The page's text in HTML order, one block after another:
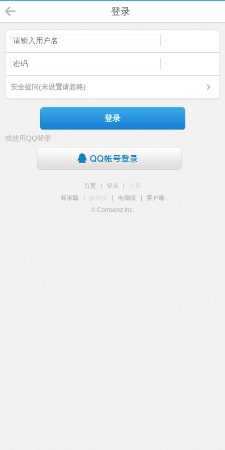
登录
安全提问(未设置请忽略)
登录
或使用QQ登录
首页 登录
注册
标准版
触屏版 电脑版
客户端
© Comsenz Inc.